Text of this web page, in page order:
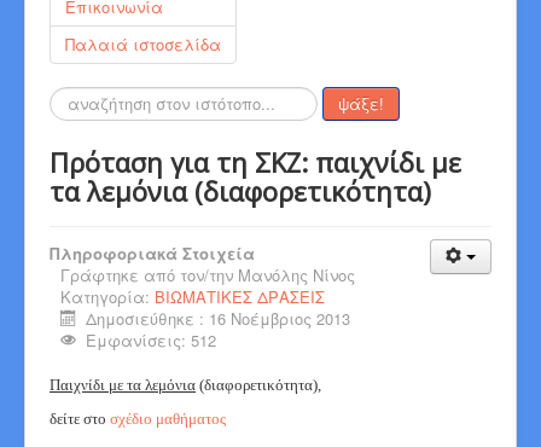
Επικοινωνία
Παλαιά ιστοσελίδα
Αναζήτηση... ψάξε!
Πρόταση για τη ΣΚΖ: παιχνίδι με
τα λεμόνια (διαφορετικότητα)
Πληροφοριακά Στοιχεία
Γράφτηκε από τον/την Μανόλης Νίνος
Κατηγορία: ΒΙΩΜΑΤΙΚΕΣ ΔΡΑΣΕΙΣ
Δημοσιεύθηκε : 16 Νοέμβριος 2013
Εμφανίσεις: 512
Παιχνίδι με τα λεμόνια (διαφορετικότητα),
δείτε στο σχέδιο μαθήματος